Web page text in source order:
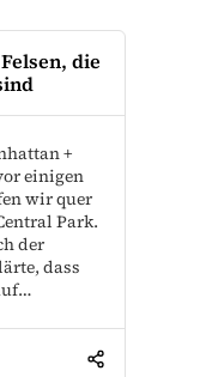
die
+
einigen
wir quer
Park.
der
dass